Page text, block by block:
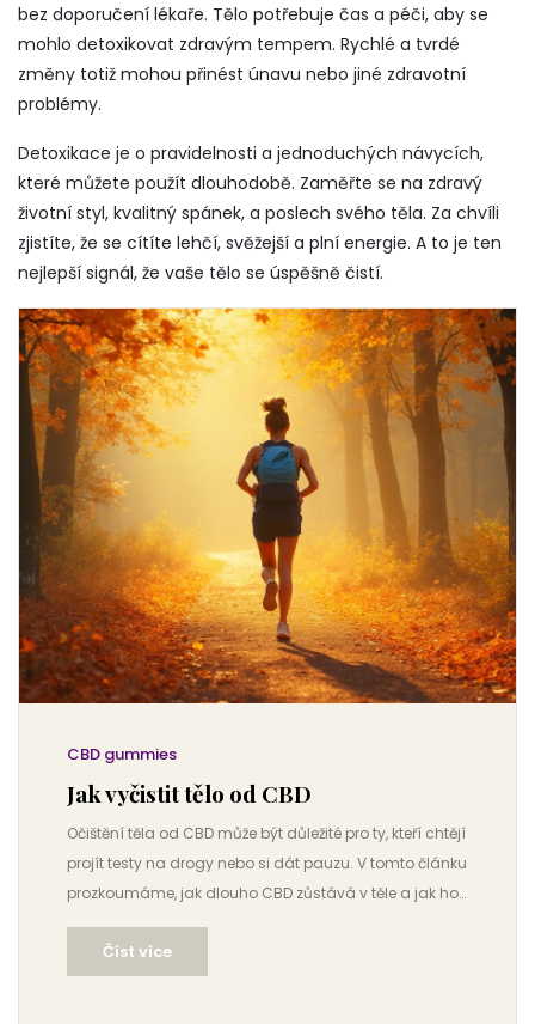
bez doporučení lékaře. Tělo potřebuje čas a péči, aby se
mohlo detoxikovat zdravým tempem. Rychlé a tvrdé
změny totiž mohou přinést únavu nebo jiné zdravotní
problémy.
Detoxikace je o pravidelnosti a jednoduchých návycích,
které můžete použít dlouhodobě. Zaměřte se na zdravý
životní styl, kvalitný spánek, a poslech svého těla. Za chvíli
zjistíte, že se cítíte lehčí, svěžejší a plní energie. A to je ten
nejlepší signál, že vaše tělo se úspěšně čistí.
CBD gummies
Jak vyčistit tělo od CBD
Očištění těla od CBD může být důležité pro ty, kteří chtějí
projít testy na drogy nebo si dát pauzu. V tomto článku
prozkoumáme, jak dlouho CBD zůstává v těle a jak ho
účinně odstranit. Soustředíme se na praktické tipy,
například zvýšený příjem vody, cvičení, a užitečné
doplňky. Naučíme se také rozpoznat faktory, které
Číst více